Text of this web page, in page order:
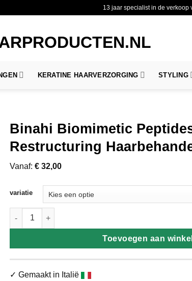
13 jaar specialist in de
KERATINE HAARVERZORGING STYLING
Binahi Biomimetic
Restructuring
Vanaf: € 32,00
variatie
Binahi Biomimetic Peptides Intense Restructuring
Toevoegen aan
✓ Gemaakt in Italië